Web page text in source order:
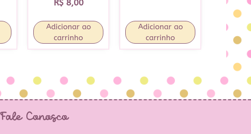
R$8,00
Adicionar ao
carrinho
Adicionar ao
carrinho
Fale Conosco